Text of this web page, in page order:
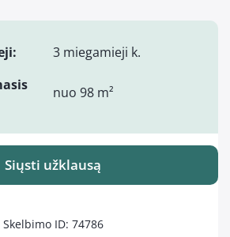
3 miegamieji k.
nuo 98 m²
Siųsti užklausą
Skelbimo ID: 74786